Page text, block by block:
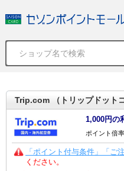
Trip.com （トリップドット
1,000円の
ポイント倍率
「ポイント付与条件」「ご
ください。